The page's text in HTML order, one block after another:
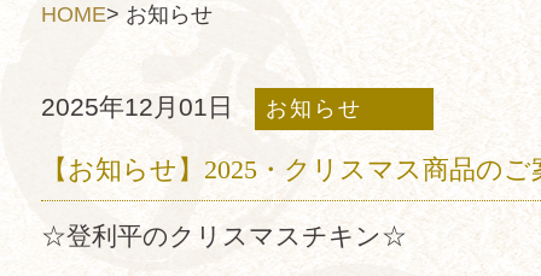
HOME> お知らせ
2025年12月01日 お知らせ
【お知らせ】2025・クリスマス商品のご
☆登利平のクリスマスチキン☆